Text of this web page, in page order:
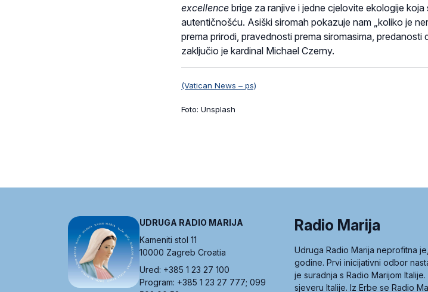
excellence brige za ranjive i jedne cjelovite ekologije
autentičnošću. Asiški siromah pokazuje nam „koliko je
prema prirodi, pravednosti prema siromasima, predanosti
zaključio je kardinal Michael Czerny.
(Vatican News – ps)
Foto: Unsplash
UDRUGA RADIO MARIJA
Kameniti stol 11
10000 Zagreb Croatia
Ured: +385 1 23 27 100
Program: +385 1 23 27 777; 099
Radio Marija
Udruga Radio Marija neprofitna
godine. Prvi inicijativni odbor
je suradnja s Radio Marijom
sjeveru Italije. Iz Erbe se Radio